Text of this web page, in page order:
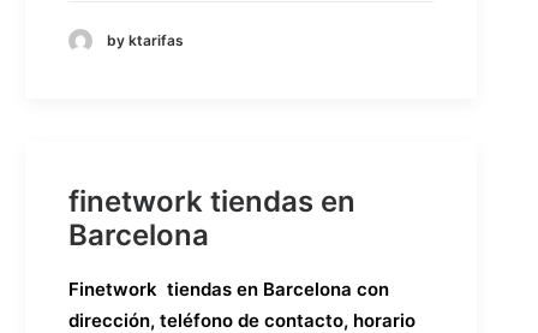
by ktarifas
finetwork tiendas en
Barcelona
Finetwork tiendas en Barcelona con
dirección, teléfono de contacto, horario